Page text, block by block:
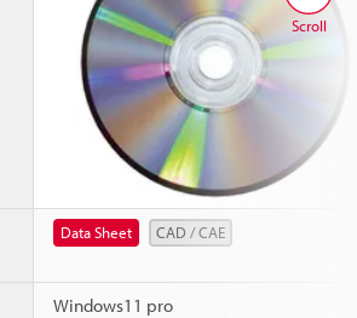
Data Sheet CAD / CAE
Windows11 pro
Scroll